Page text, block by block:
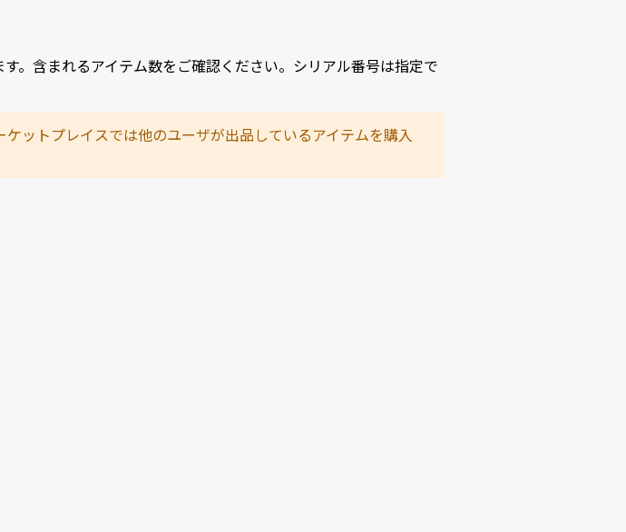
。含まれるアイテム数をご確認ください。シリアル番号は指定で
ットプレイスでは他のユーザが出品しているアイテムを購入